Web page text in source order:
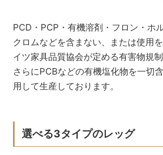
PCD・PCP・有機溶剤・フロン・ホ
クロムなどを含まない、または使用
イツ家具品質協会が定める有害物規
さらにPCBなどの有機塩化物を一切
用して生産しております。
選べる3タイプのレッグ